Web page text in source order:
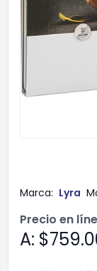
Marca: Lyra
Precio en
A: